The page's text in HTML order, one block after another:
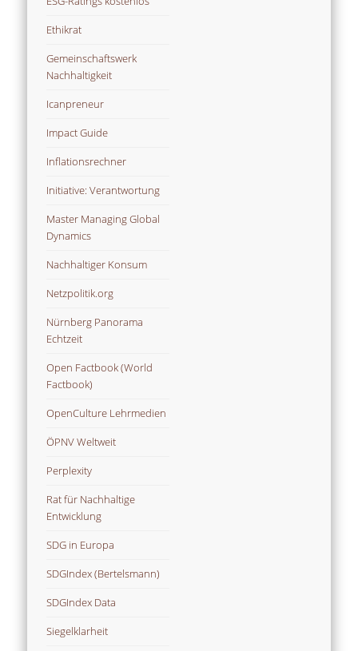
Ethikrat
Gemeinschaftswerk
Nachhaltigkeit
Icanpreneur
Impact Guide
Inflationsrechner
Initiative: Verantwortung
Master Managing Global
Dynamics
Nachhaltiger Konsum
Netzpolitik.org
Nürnberg Panorama
Echtzeit
Open Factbook (World
Factbook)
OpenCulture Lehrmedien
ÖPNV Weltweit
Perplexity
Rat für Nachhaltige
Entwicklung
SDG in Europa
SDGIndex (Bertelsmann)
SDGIndex Data
Siegelklarheit